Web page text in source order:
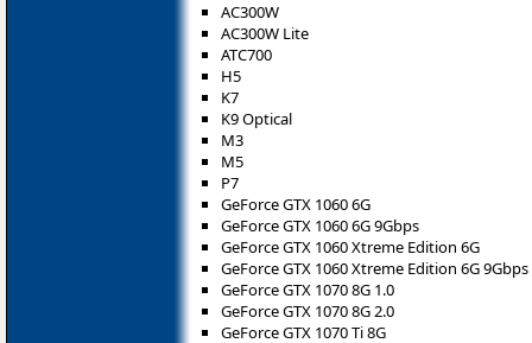
AC300W
AC300W Lite
ATC700
H5
K7
K9 Optical
M3
M5
P7
GeForce GTX 1060 6G
GeForce GTX 1060 6G 9Gbps
GeForce GTX 1060 Xtreme Edition 6G
GeForce GTX 1060 Xtreme Edition 6G 9Gbps
GeForce GTX 1070 8G 1.0
GeForce GTX 1070 8G 2.0
GeForce GTX 1070 Ti 8G